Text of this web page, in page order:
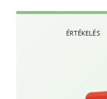
ÉRTÉKELÉS